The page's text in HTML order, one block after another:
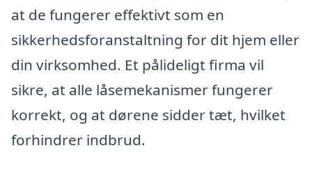
at de fungerer effektivt som en
sikkerhedsforanstaltning for dit hjem eller
din virksomhed. Et pålideligt firma vil
sikre, at alle låsemekanismer fungerer
korrekt, og at dørene sidder tæt, hvilket
forhindrer indbrud.